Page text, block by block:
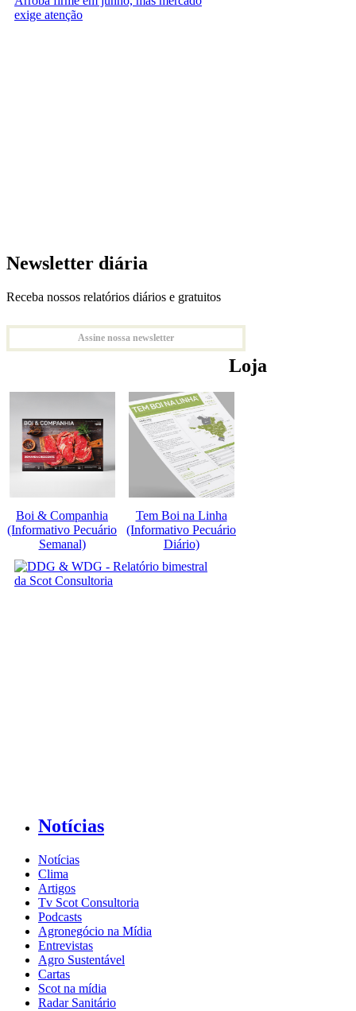
exige atenção
Newsletter diária
Receba nossos relatórios diários e gratuitos
Assine nossa newsletter
Loja
Boi & Companhia
(Informativo Pecuário
Semanal)
Tem Boi na Linha
(Informativo Pecuário
Diário)
Notícias
Notícias
Clima
Artigos
Tv Scot Consultoria
Podcasts
Agronegócio na Mídia
Entrevistas
Agro Sustentável
Cartas
Scot na mídia
Radar Sanitário